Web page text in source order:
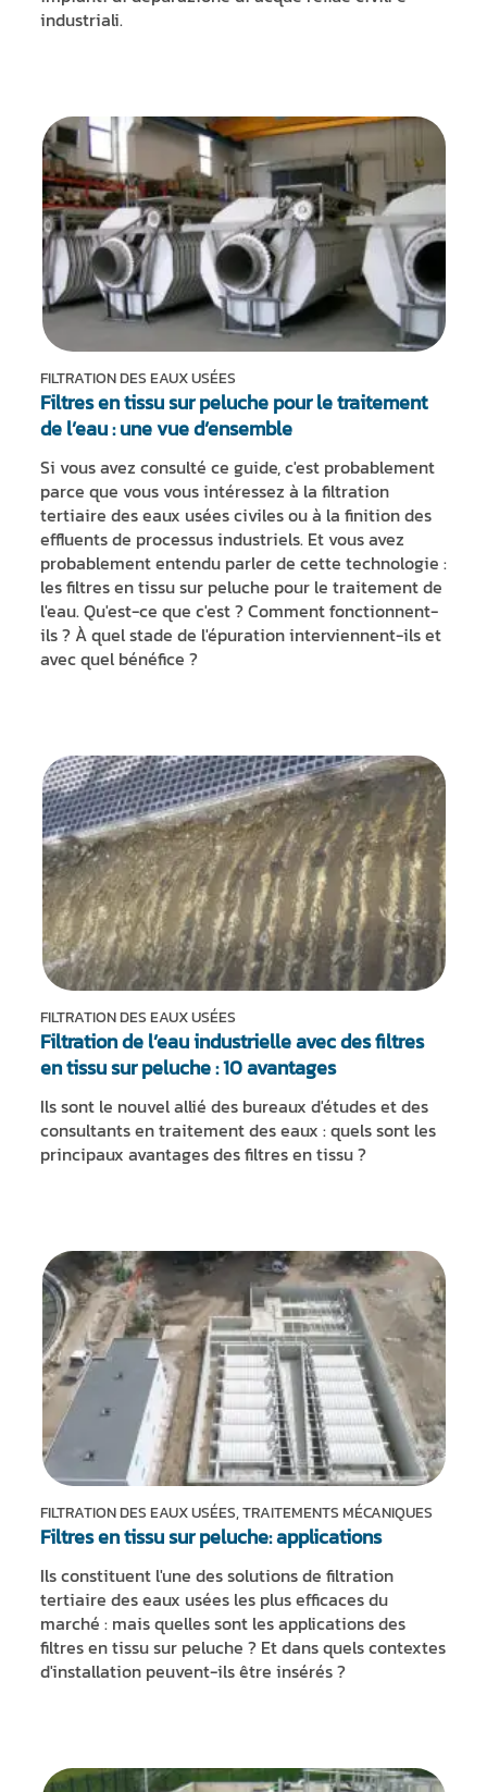
industriali.
FILTRATION DES EAUX USÉES
Filtres en tissu sur peluche pour le traitement
de l’eau : une vue d’ensemble
Si vous avez consulté ce guide, c'est probablement
parce que vous vous intéressez à la filtration
tertiaire des eaux usées civiles ou à la finition des
effluents de processus industriels. Et vous avez
probablement entendu parler de cette technologie :
les filtres en tissu sur peluche pour le traitement de
l'eau. Qu'est-ce que c'est ? Comment fonctionnent-
ils ? À quel stade de l'épuration interviennent-ils et
avec quel bénéfice ?
FILTRATION DES EAUX USÉES
Filtration de l’eau industrielle avec des filtres
en tissu sur peluche : 10 avantages
Ils sont le nouvel allié des bureaux d'études et des
consultants en traitement des eaux : quels sont les
principaux avantages des filtres en tissu ?
FILTRATION DES EAUX USÉES, TRAITEMENTS MÉCANIQUES
Filtres en tissu sur peluche: applications
Ils constituent l'une des solutions de filtration
tertiaire des eaux usées les plus efficaces du
marché : mais quelles sont les applications des
filtres en tissu sur peluche ? Et dans quels contextes
d'installation peuvent-ils être insérés ?